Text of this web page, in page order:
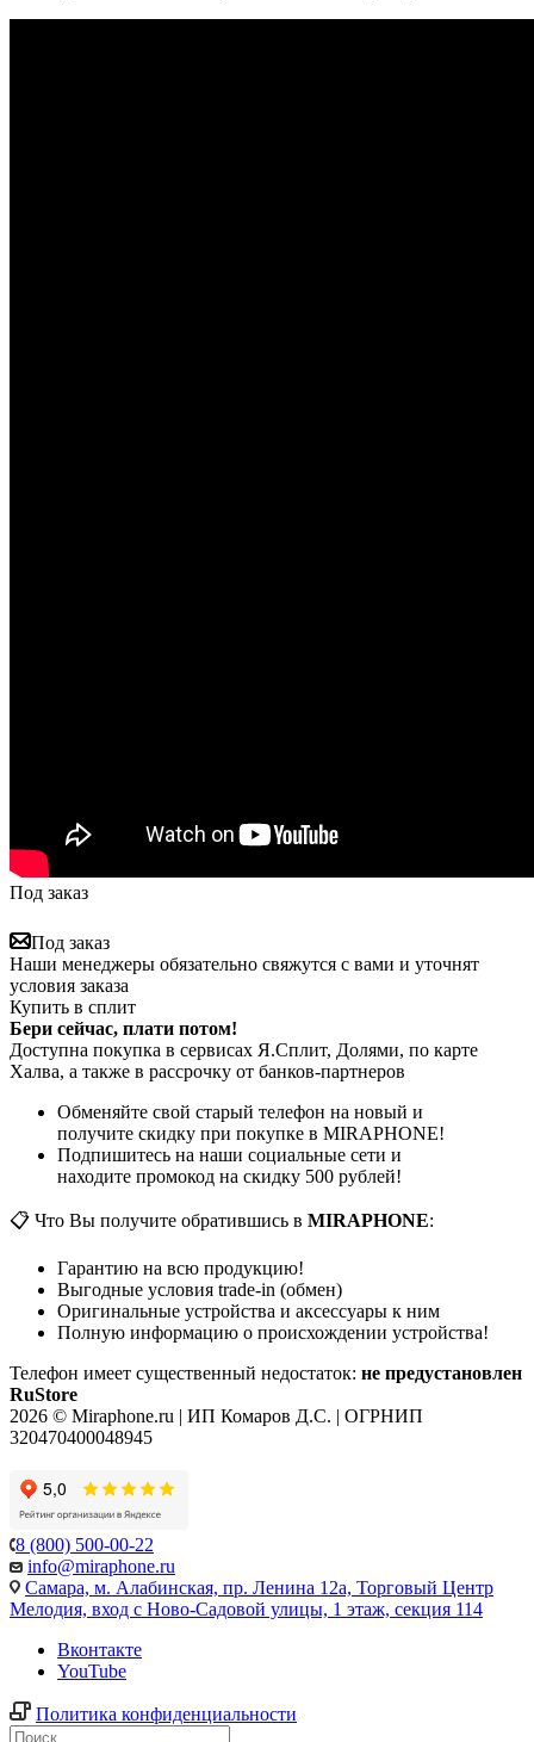
Под заказ
Под заказ
Наши менеджеры обязательно свяжутся с вами и уточнят
условия заказа
Купить в сплит
Бери сейчас, плати потом!
Доступна покупка в сервисах Я.Сплит, Долями, по карте
Халва, а также в рассрочку от банков-партнеров
Обменяйте свой старый телефон на новый и
получите скидку при покупке в MIRAPHONE!
Подпишитесь на наши социальные сети и
находите промокод на скидку 500 рублей!
📋 Что Вы получите обратившись в MIRAPHONE:
Гарантию на всю продукцию!
Выгодные условия trade-in (обмен)
Оригинальные устройства и аксессуары к ним
Полную информацию о происхождении устройства!
Телефон имеет существенный недостаток: не предустановлен
RuStore
2026 © Miraphone.ru | ИП Комаров Д.С. | ОГРНИП
320470400048945
8 (800) 500-00-22
info@miraphone.ru
Самара, м. Алабинская, пр. Ленина 12а, Торговый Центр
Мелодия, вход с Ново-Садовой улицы, 1 этаж, секция 114
Вконтакте
YouTube
Политика конфиденциальности